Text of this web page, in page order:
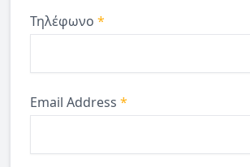
Τηλέφωνο *
Email Address *